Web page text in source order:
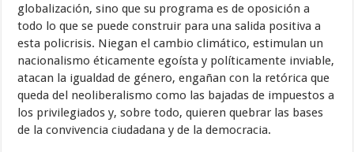
globalización, sino que su programa es de oposición a
todo lo que se puede construir para una salida positiva a
esta policrisis. Niegan el cambio climático, estimulan un
nacionalismo éticamente egoísta y políticamente inviable,
atacan la igualdad de género, engañan con la retórica que
queda del neoliberalismo como las bajadas de impuestos a
los privilegiados y, sobre todo, quieren quebrar las bases
de la convivencia ciudadana y de la democracia.